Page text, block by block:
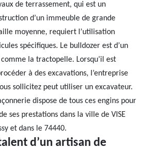
de terrassement, qui est un
d’un immeuble de grande
moyenne, requiert l’utilisation
spécifiques. Le bulldozer est d’un
la tractopelle. Lorsqu’il est
à des excavations, l’entreprise
sollicitez peut utiliser un excavateur.
dispose de tous ces engins pour
ses prestations dans la ville de VISE
et dans le 74440.
d’un artisan de